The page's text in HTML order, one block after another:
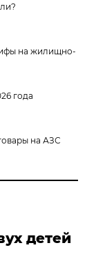
на жилищно-
года
на АЗС
детей